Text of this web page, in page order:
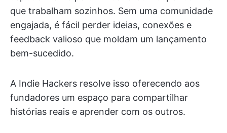
que trabalham sozinhos. Sem uma comunidade
engajada, é fácil perder ideias, conexões e
feedback valioso que moldam um lançamento
bem-sucedido.
A Indie Hackers resolve isso oferecendo aos
fundadores um espaço para compartilhar
histórias reais e aprender com os outros.